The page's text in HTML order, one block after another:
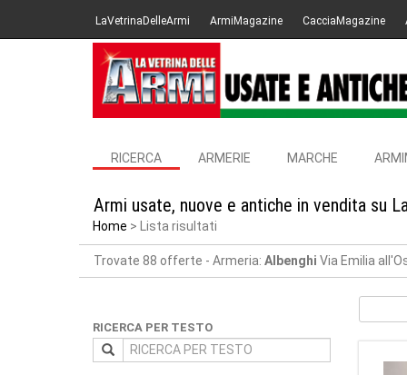
LaVetrinaDelleArmi ArmiMagazine CacciaMagazine
RICERCA ARMERIE MARCHE
Armi usate, nuove e antiche in vendita su
Home Lista risultati
Trovate 88 offerte - Armeria: Albenghi Via Emilia
RICERCA PER TESTO